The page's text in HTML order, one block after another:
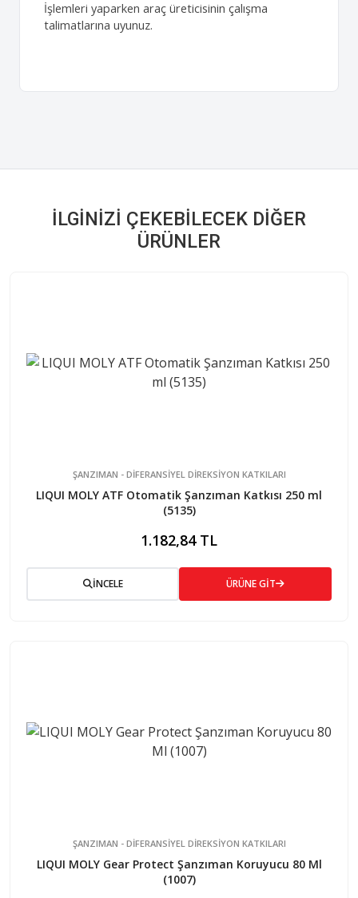
İşlemleri yaparken araç üreticisinin çalışma
talimatlarına uyunuz.
İLGINIZI ÇEKEBILECEK DIĞER
ÜRÜNLER
ŞANZIMAN - DİFERANSİYEL DİREKSİYON KATKILARI
LIQUI MOLY ATF Otomatik Şanzıman Katkısı 250 ml
(5135)
1.182,84 TL
İNCELE ÜRÜNE GİT
ŞANZIMAN - DİFERANSİYEL DİREKSİYON KATKILARI
LIQUI MOLY Gear Protect Şanzıman Koruyucu 80 Ml
(1007)